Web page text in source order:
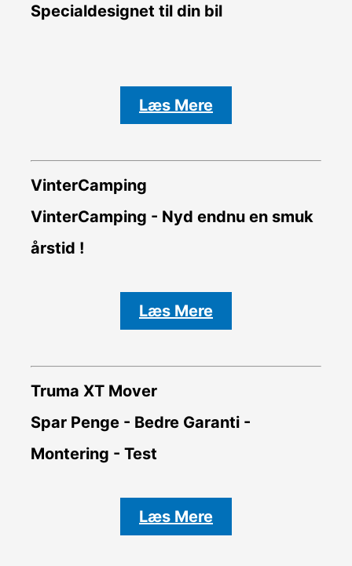
Specialdesignet til din bil
Læs Mere
VinterCamping
VinterCamping - Nyd endnu en smuk
årstid !
Læs Mere
Truma XT Mover
Spar Penge - Bedre Garanti -
Montering - Test
Læs Mere